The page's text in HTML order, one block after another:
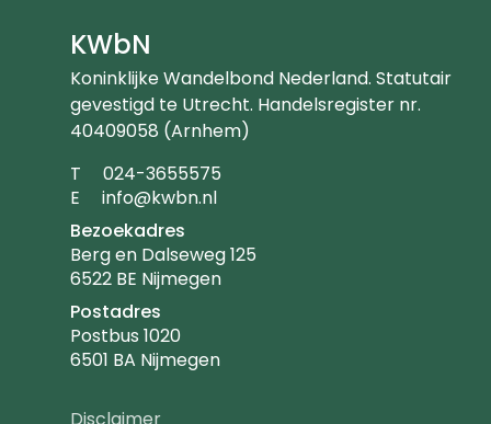
KWbN
Koninklijke Wandelbond Nederland. Statutair
gevestigd te Utrecht. Handelsregister nr.
40409058 (Arnhem)
T Telefoonnummer
024-3655575
E Emailadres
info@kwbn.nl
Bezoekadres
Berg en Dalseweg 125
6522 BE Nijmegen
Postadres
Postbus 1020
6501 BA Nijmegen